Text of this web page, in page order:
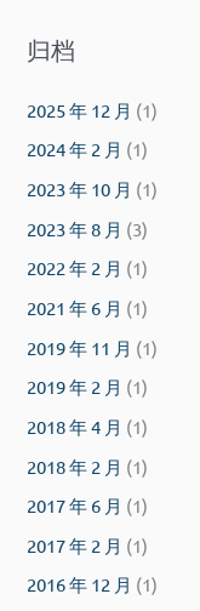
归档
2025 年 12 月 (1)
2024 年 2 月 (1)
2023 年 10 月 (1)
2023 年 8 月 (3)
2022 年 2 月 (1)
2021 年 6 月 (1)
2019 年 11 月 (1)
2019 年 2 月 (1)
2018 年 4 月 (1)
2018 年 2 月 (1)
2017 年 6 月 (1)
2017 年 2 月 (1)
2016 年 12 月 (1)